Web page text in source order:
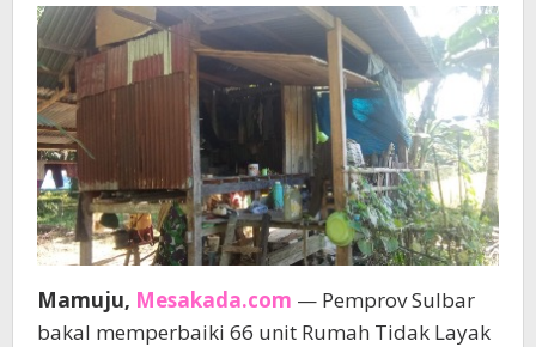
Gempa
Mamuju, Mesakada.com — Pemprov Sulbar
bakal memperbaiki 66 unit Rumah Tidak Layak